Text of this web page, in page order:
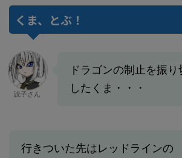
くま、とぶ！
読子さん
ドラゴンの制止を振
したくま・・・
行きついた先はレッドラインの